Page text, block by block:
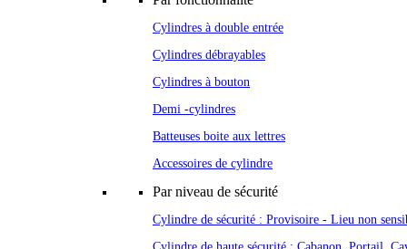
Cylindres à double entrée
Cylindres débrayables
Cylindres à bouton
Demi -cylindres
Batteuses boite aux lettres
Accessoires de cylindre
Par niveau de sécurité
Cylindre de sécurité : Provisoire - Lieu non